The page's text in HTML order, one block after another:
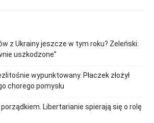
z Ukrainy jeszcze w tym roku? Zeleński:
uszkodzone”
wypunktowany. Płaczek złożył
chorego pomysłu
Libertarianie spierają się o rolę